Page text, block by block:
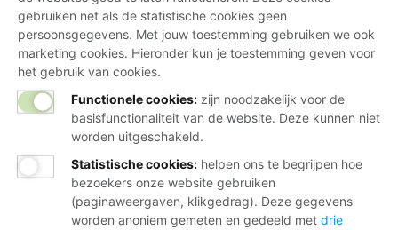
gebruiken net als de statistische cookies geen
persoonsgegevens. Met jouw toestemming gebruiken we ook
marketing cookies. Hieronder kun je toestemming geven voor
het gebruik van cookies.
Functionele cookies: zijn noodzakelijk voor de
basisfunctionaliteit van de website. Deze kunnen niet
worden uitgeschakeld.
Statistische cookies: helpen ons te begrijpen hoe
bezoekers onze website gebruiken
(paginaweergaven, klikgedrag). Deze gegevens
worden anoniem gemeten en gedeeld met drie